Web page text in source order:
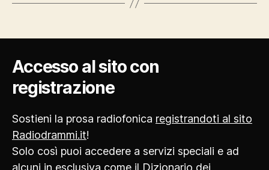
Accesso al sito con
registrazione
Sostieni la prosa radiofonica registrandoti al sito
Radiodrammi.it!
Solo così puoi accedere a servizi speciali e ad
alcuni in esclusiva come il Dizionario dei